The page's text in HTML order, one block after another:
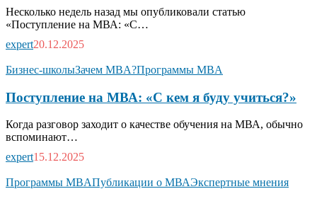
Несколько недель назад мы опубликовали статью
«Поступление на МВА: «С…
expert20.12.2025
Бизнес-школыЗачем MBA?Программы MBA
Поступление на МВА: «С кем я буду учиться?»
Когда разговор заходит о качестве обучения на МВА, обычно
вспоминают…
expert15.12.2025
Программы MBAПубликации о МВАЭкспертные мнения